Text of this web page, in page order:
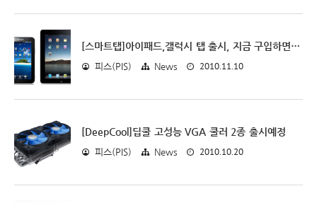
[스마트탭]아이패드,갤럭시 탭 출시, 지금 구입하면 손해다
피스(PIS) News 2010.11.10
[DeepCool]딥쿨 고성능 VGA 쿨러 2종 출시예정
피스(PIS) News 2010.10.20